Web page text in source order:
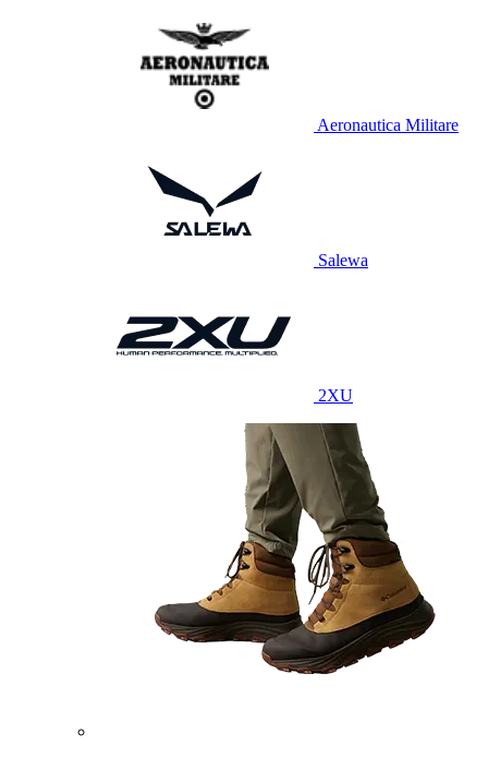
Aeronautica Militare
Salewa
2XU